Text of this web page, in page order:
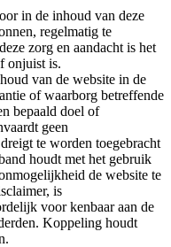
in de inhoud van deze
regelmatig te
zorg en aandacht is het
onjuist is.
van de website in de
of waarborg betreffende
bepaald doel of
geen
te worden toegebracht
houdt met het gebruik
de website te
is
voor kenbaar aan de
Koppeling houdt